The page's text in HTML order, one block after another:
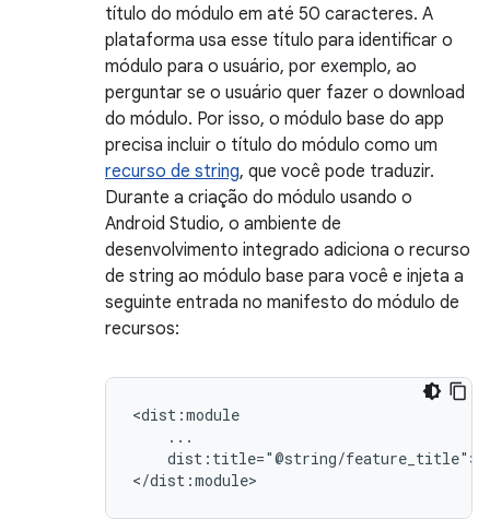
título do módulo em até 50 caracteres. A
plataforma usa esse título para identificar o
módulo para o usuário, por exemplo, ao
perguntar se o usuário quer fazer o download
do módulo. Por isso, o módulo base do app
precisa incluir o título do módulo como um
recurso de string, que você pode traduzir.
Durante a criação do módulo usando o
Android Studio, o ambiente de
desenvolvimento integrado adiciona o recurso
de string ao módulo base para você e injeta a
seguinte entrada no manifesto do módulo de
recursos:
dist:title="@string/feature_title">